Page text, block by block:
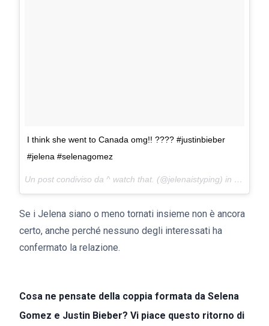
I think she went to Canada omg!! ???? #justinbieber
#jelena #selenagomez
Un post condiviso da ^ watch that. (@jelenaistyping) in data:
Se i Jelena siano o meno tornati insieme non è ancora
certo, anche perché nessuno degli interessati ha
confermato la relazione.
Cosa ne pensate della coppia formata da Selena
Gomez e Justin Bieber? Vi piace questo ritorno di